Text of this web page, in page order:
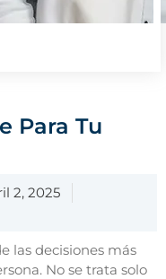
Para Tu
2, 2025
las decisiones más
No se trata solo